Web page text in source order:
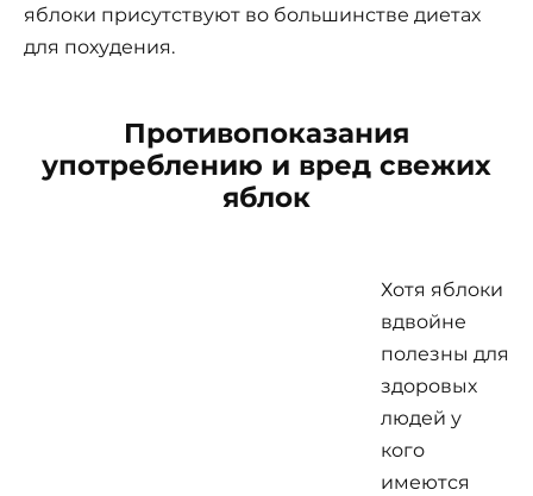
яблоки присутствуют во большинстве диетах
для похудения.
Противопоказания
употреблению и вред свежих
яблок
Хотя яблоки
вдвойне
полезны для
здоровых
людей у
кого
имеются